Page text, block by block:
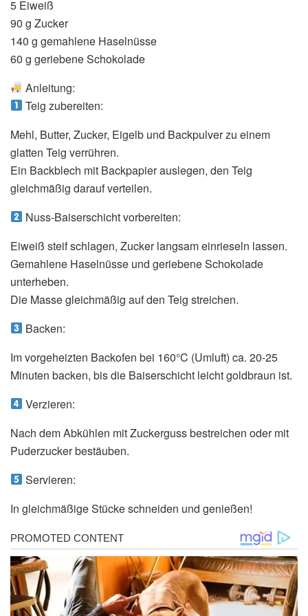
5 Eiweiß
90 g Zucker
140 g gemahlene Haselnüsse
60 g geriebene Schokolade
Anleitung:
Teig zubereiten:
Mehl, Butter, Zucker, Eigelb und Backpulver zu einem
glatten Teig verrühren.
Ein Backblech mit Backpapier auslegen, den Teig
gleichmäßig darauf verteilen.
Nuss-Baiserschicht vorbereiten:
Eiweiß steif schlagen, Zucker langsam einrieseln lassen.
Gemahlene Haselnüsse und geriebene Schokolade
unterheben.
Die Masse gleichmäßig auf den Teig streichen.
Backen:
Im vorgeheizten Backofen bei 160°C (Umluft) ca. 20-25
Minuten backen, bis die Baiserschicht leicht goldbraun ist.
Verzieren:
Nach dem Abkühlen mit Zuckerguss bestreichen oder mit
Puderzucker bestäuben.
Servieren:
In gleichmäßige Stücke schneiden und genießen!